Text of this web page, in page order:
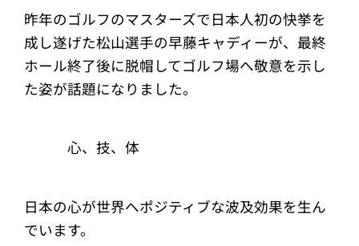
昨年のゴルフのマスターズで日本人初の快挙を
成し遂げた松山選手の早藤キャディーが、最終
ホール終了後に脱帽してゴルフ場へ敬意を示し
た姿が話題になりました。
心、技、体
日本の心が世界へポジティブな波及効果を生ん
でいます。